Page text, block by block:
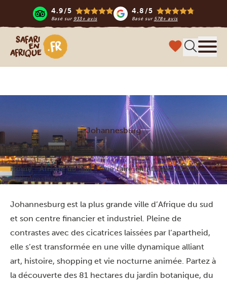
4.9/5
Basé sur 933+ avis
4.8/5
Basé sur 578+ avis
Safari en Afrique
Johannesburg
Home Afrique du Sud
Que faire en Afrique du Sud
Johannesburg
Johannesburg est la plus grande ville d’Afrique du sud
et son centre financier et industriel. Pleine de
contrastes avec des cicatrices laissées par l’apartheid,
elle s’est transformée en une ville dynamique alliant
art, histoire, shopping et vie nocturne animée. Partez à
la découverte des 81 hectares du jardin botanique, du